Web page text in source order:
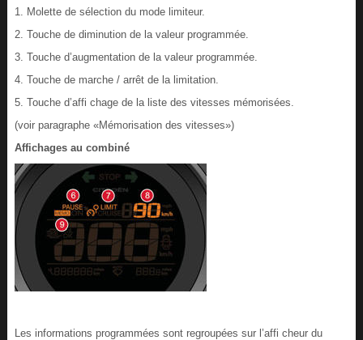
1. Molette de sélection du mode limiteur.
2. Touche de diminution de la valeur programmée.
3. Touche d’augmentation de la valeur programmée.
4. Touche de marche / arrêt de la limitation.
5. Touche d’affi chage de la liste des vitesses mémorisées.
(voir paragraphe «Mémorisation des vitesses»)
Affichages au combiné
Les informations programmées sont regroupées sur l’affi cheur du